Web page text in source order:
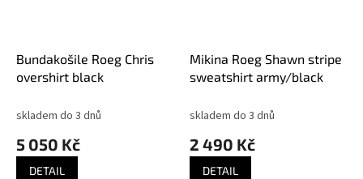
Bundakošile Roeg Chris
overshirt black
skladem do 3 dnů
5 050 Kč
DETAIL
Mikina Roeg Shawn stripe
sweatshirt army/black
skladem do 3 dnů
2 490 Kč
DETAIL